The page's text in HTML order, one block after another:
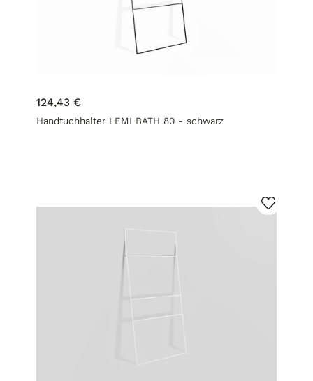
124,43 €
Handtuchhalter LEMI BATH 80 - schwarz